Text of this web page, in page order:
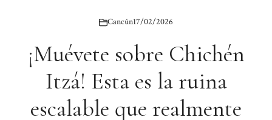
Cancún17/02/2026
¡Muévete sobre Chichén
Itzá! Esta es la ruina
escalable que realmente